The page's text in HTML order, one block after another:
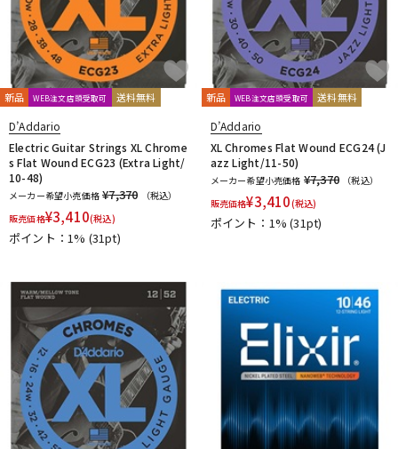
新品 WEB注文店頭受取可 送料無料
D’Addario
Electric Guitar Strings XL Chrome
s Flat Wound ECG23 (Extra Light/
10-48)
メーカー希望小売価格 ¥7,370
（税込）
販売価格¥3,410(税込)
ポイント：1% (31pt)
新品 WEB注文店頭受取可 送料無料
D’Addario
XL Chromes Flat Wound ECG24 (J
azz Light/11-50)
メーカー希望小売価格 ¥7,370
（税込）
販売価格¥3,410(税込)
ポイント：1%(31pt)